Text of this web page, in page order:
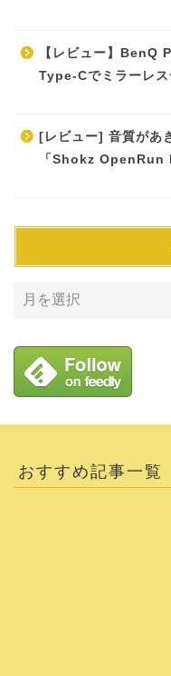
【レビュー】BenQ
Type-Cでミラーレス
[レビュー] 音質があ
「Shokz OpenRun
おすすめ記事一覧